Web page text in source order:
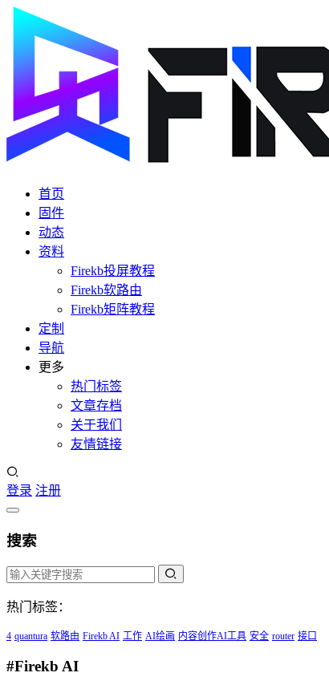
首页
固件
动态
资料
Firekb投屏教程
Firekb软路由
Firekb矩阵教程
定制
导航
更多
热门标签
文章存档
关于我们
友情链接
登录 注册
搜索
热门标签：
4 quantura 软路由 Firekb AI 工作 AI绘画 内容创作AI工具 安全 router 接口
#Firekb AI